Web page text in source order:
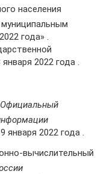
населения
года» .
2022 года .
Официальный
января 2022 года .
вычислительный